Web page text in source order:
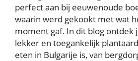
perfect aan bij eeuwenoude
waarin werd gekookt met wat
moment gaf. In dit blog ontdek
lekker en toegankelijk
eten in Bulgarije is, van